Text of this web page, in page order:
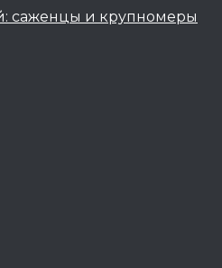
саженцы и крупномеры